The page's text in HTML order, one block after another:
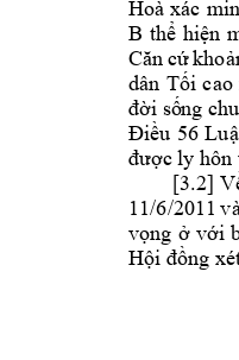
Hoà xác
B thể hiện
Căn cứ k
dân Tối cao
đời sống
Điều 56
được ly hôn
[3.2]
11/6/2011
vọng ở với
Hội đồng